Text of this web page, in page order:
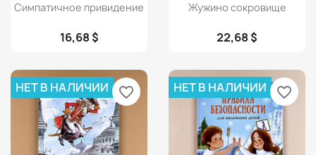
Просмотр
Симпатичное привидение
16,68 $
Просмотр
Жужино сокровище
22,68 $
НЕТ В НАЛИЧИИ favorite_border НЕТ В НАЛИЧИИ favorite_border